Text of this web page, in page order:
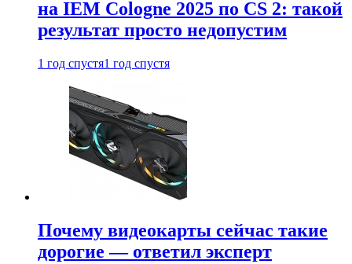
на IEM Cologne 2025 по CS 2: такой
результат просто недопустим
1 год спустя1 год спустя
Почему видеокарты сейчас такие
дорогие — ответил эксперт